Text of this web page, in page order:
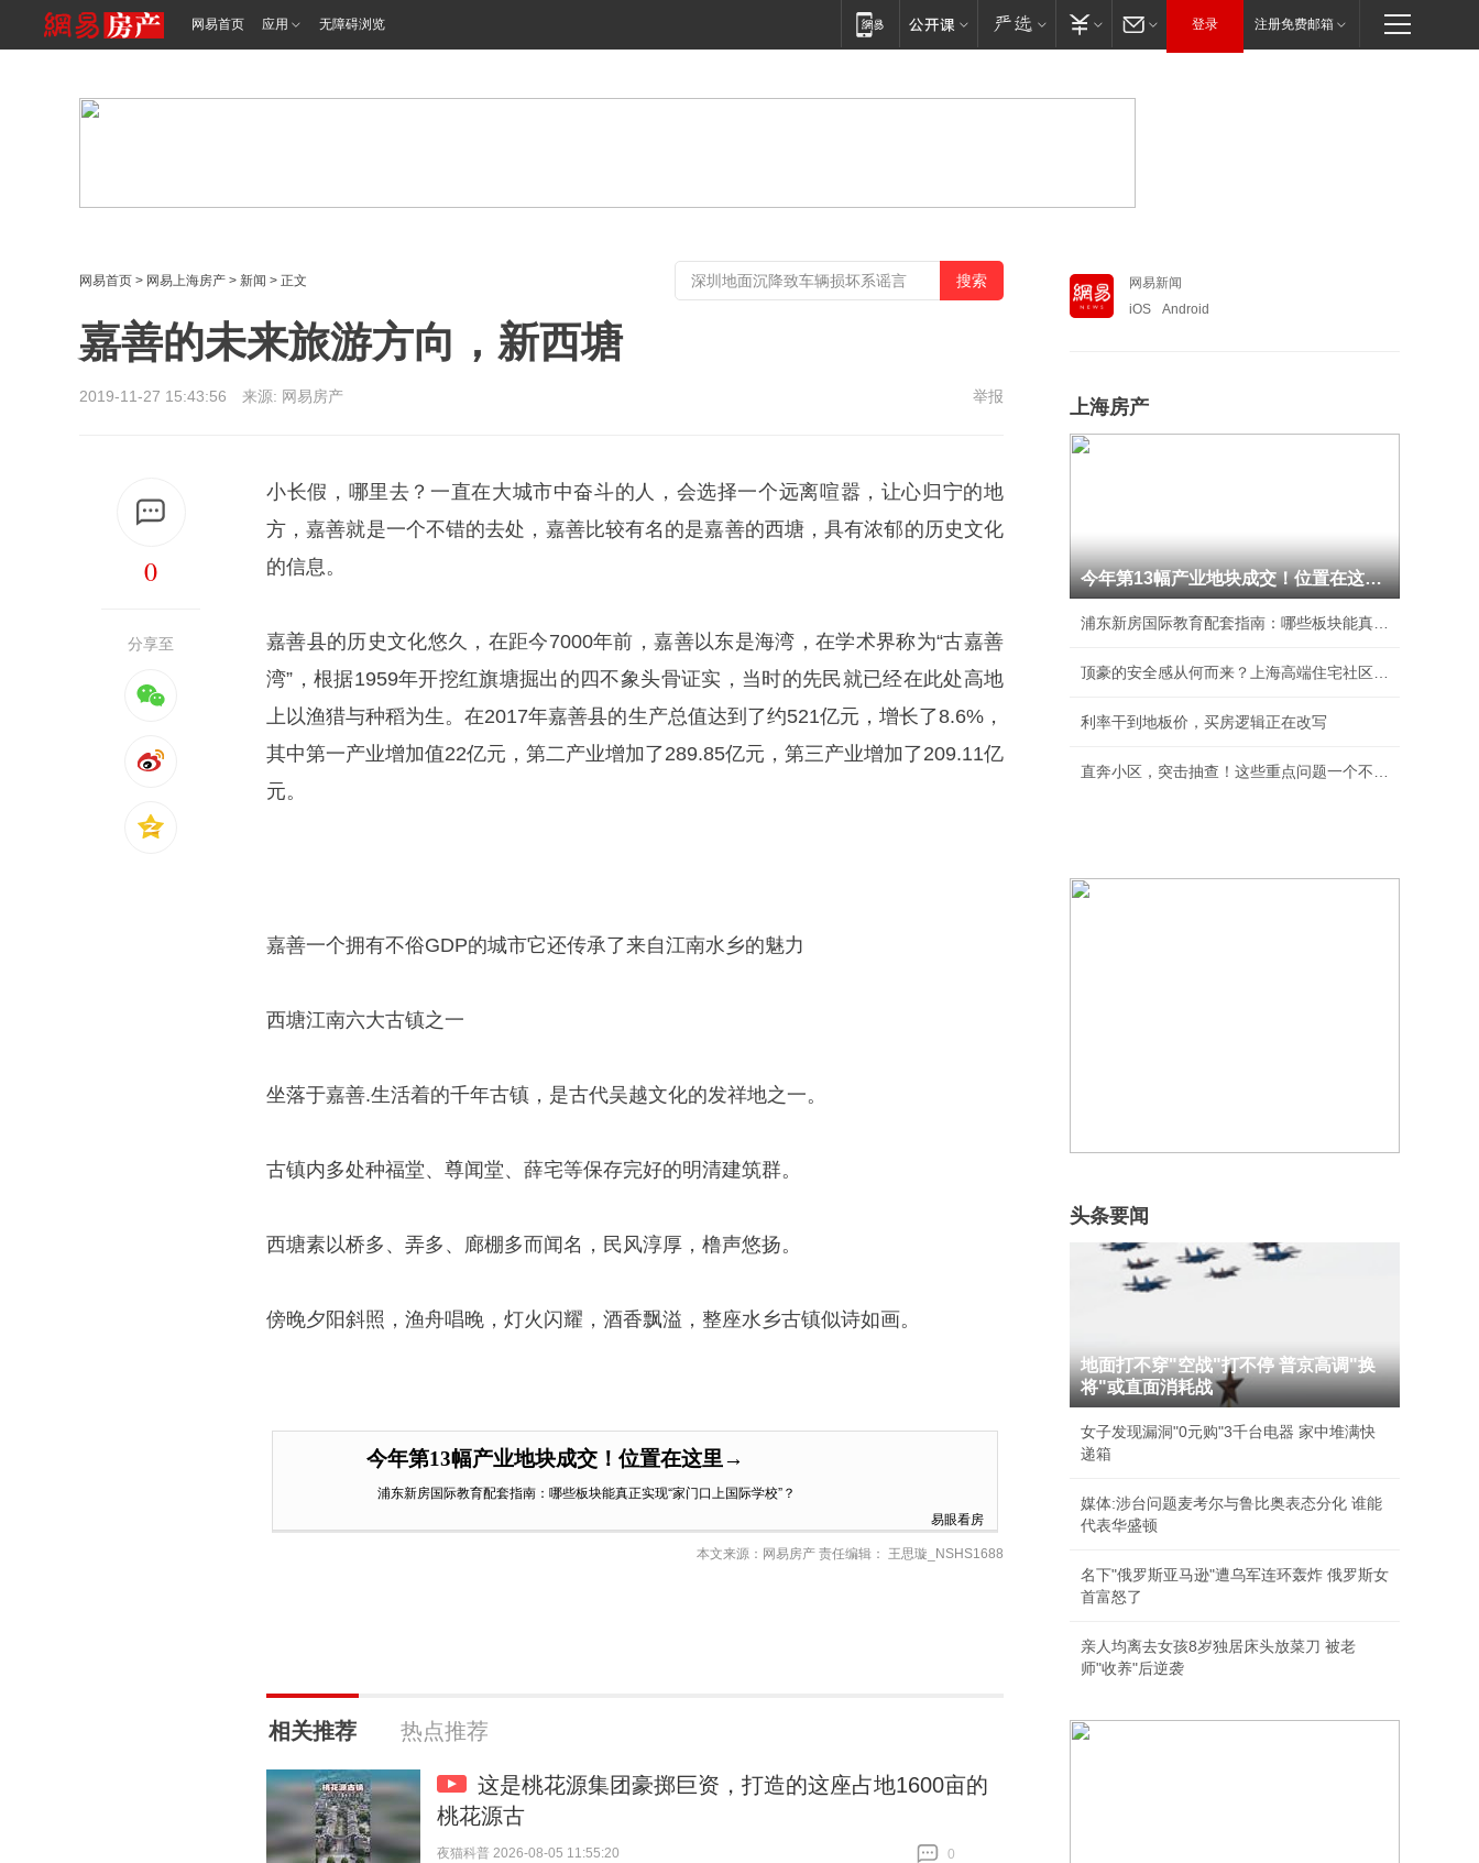
网易首页 应用 无障碍浏览 登录 注册免费邮箱
网易首页 > 网易上海房产 > 新闻 > 正文
嘉善的未来旅游方向，新西塘
2019-11-27 15:43:56 来源: 网易房产 举报
0
分享至
小长假，哪里去？一直在大城市中奋斗的人，会选择一个远离喧嚣，让心归宁的地
方，嘉善就是一个不错的去处，嘉善比较有名的是嘉善的西塘，具有浓郁的历史文化
的信息。
嘉善县的历史文化悠久，在距今7000年前，嘉善以东是海湾，在学术界称为“古嘉善
湾”，根据1959年开挖红旗塘掘出的四不象头骨证实，当时的先民就已经在此处高地
上以渔猎与种稻为生。在2017年嘉善县的生产总值达到了约521亿元，增长了8.6%，
其中第一产业增加值22亿元，第二产业增加了289.85亿元，第三产业增加了209.11亿
元。
嘉善一个拥有不俗GDP的城市它还传承了来自江南水乡的魅力
西塘江南六大古镇之一
坐落于嘉善.生活着的千年古镇，是古代吴越文化的发祥地之一。
古镇内多处种福堂、尊闻堂、薛宅等保存完好的明清建筑群。
西塘素以桥多、弄多、廊棚多而闻名，民风淳厚，橹声悠扬。
傍晚夕阳斜照，渔舟唱晚，灯火闪耀，酒香飘溢，整座水乡古镇似诗如画。
今年第13幅产业地块成交！位置在这里→
浦东新房国际教育配套指南：哪些板块能真正实现“家门口上国际学校”？
易眼看房
本文来源：网易房产 责任编辑： 王思璇_NSHS1688
相关推荐 热点推荐
这是桃花源集团豪掷巨资，打造的这座占地1600亩的
桃花源古
夜猫科普 2026-08-05 11:55:20
0
网易新闻
iOS
Android
上海房产
今年第13幅产业地块成交！位置在这里→
利率干到地板价，买房逻辑正在改写
头条要闻
地面打不穿"空战"打不停 普京高调"换
将"或直面消耗战
女子发现漏洞"0元购"3千台电器 家中堆满快
递箱
媒体:涉台问题麦考尔与鲁比奥表态分化 谁能
代表华盛顿
名下"俄罗斯亚马逊"遭乌军连环轰炸 俄罗斯女
首富怒了
亲人均离去女孩8岁独居床头放菜刀 被老
师"收养"后逆袭